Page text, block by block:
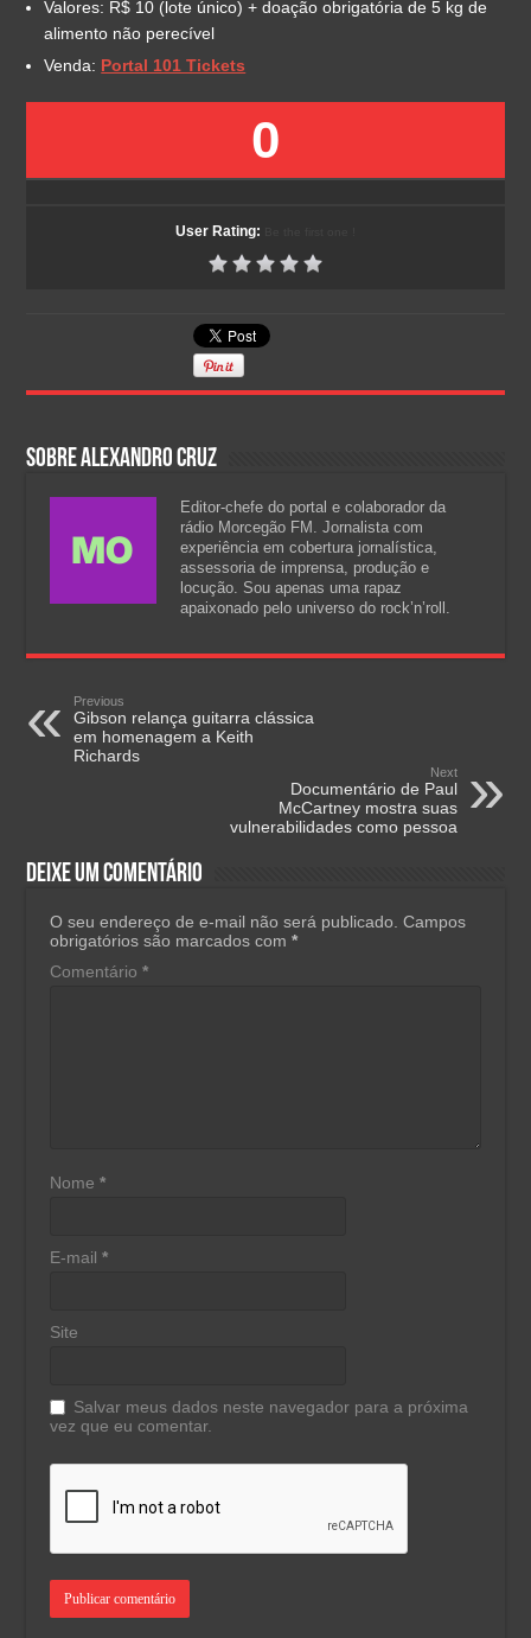
Valores: R$ 10 (lote único) + doação obrigatória de 5 kg de
alimento não perecível
Venda: Portal 101 Tickets
0
User Rating:
Sobre Alexandro Cruz
Editor-chefe do portal e colaborador da
rádio Morcegão FM. Jornalista com
experiência em cobertura jornalística,
assessoria de imprensa, produção e
locução. Sou apenas uma rapaz
apaixonado pelo universo do rock’n’roll.
Previous
Gibson relança guitarra clássica
em homenagem a Keith
Richards
Next
Documentário de Paul
McCartney mostra suas
vulnerabilidades como pessoa
Deixe um comentário
O seu endereço de e-mail não será publicado. Campos
obrigatórios são marcados com*
Comentário*
Nome*
E-mail*
Site
Salvar meus dados neste navegador para a próxima
vez que eu comentar.